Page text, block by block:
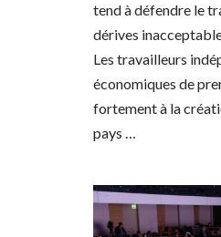
tend à défendre le
dérives
Les travailleurs
économiques de
fortement à la
pays …